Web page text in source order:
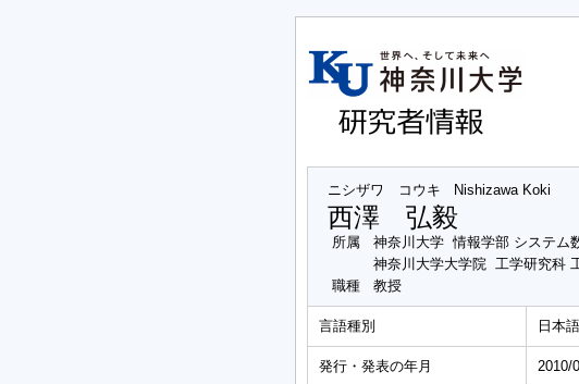
ニシザワ コウキ Nishizawa Koki
西澤 弘毅
所属
神奈川大学 情報学部 システム
神奈川大学大学院 工学研究科
職種
教授
言語種別 日本語
発行・発表の年月 2010/